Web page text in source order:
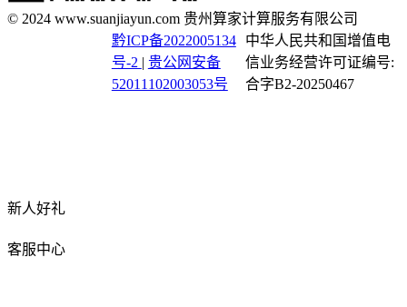
© 2024 www.suanjiayun.com 贵州算家计算服务有限公司
黔ICP备2022005134
号-2 | 贵公网安备
52011102003053号
中华人民共和国增值电
信业务经营许可证编号:
合字B2-20250467
新人好礼
客服中心